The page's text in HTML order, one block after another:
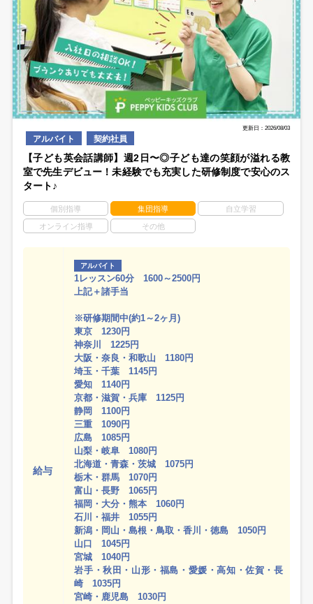
更新日：2026/08/03
アルバイト 契約社員
【子ども英会話講師】週2日〜◎子ども達の笑顔が溢れる教
室で先生デビュー！未経験でも充実した研修制度で安心のス
タート♪
個別指導 集団指導 自立学習
オンライン指導 その他
給与
アルバイト
1レッスン60分 1600～2500円
上記＋諸手当
※研修期間中(約1～2ヶ月)
東京 1230円
神奈川 1225円
大阪・奈良・和歌山 1180円
埼玉・千葉 1145円
愛知 1140円
京都・滋賀・兵庫 1125円
静岡 1100円
三重 1090円
広島 1085円
山梨・岐阜 1080円
北海道・青森・茨城 1075円
栃木・群馬 1070円
富山・長野 1065円
福岡・大分・熊本 1060円
石川・福井 1055円
新潟・岡山・島根・鳥取・香川・徳島 1050円
山口 1045円
宮城 1040円
岩手・秋田・山形・福島・愛媛・高知・佐賀・長
崎 1035円
宮崎・鹿児島 1030円